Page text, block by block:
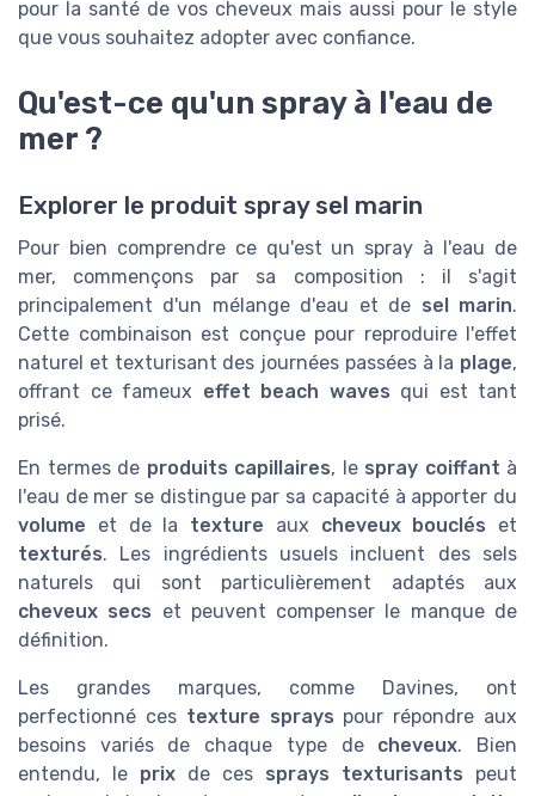
pour la santé de vos cheveux mais aussi pour le style
que vous souhaitez adopter avec confiance.
Qu'est-ce qu'un spray à l'eau de
mer ?
Explorer le produit spray sel marin
Pour bien comprendre ce qu'est un spray à l'eau de
mer, commençons par sa composition : il s'agit
principalement d'un mélange d'eau et de sel marin.
Cette combinaison est conçue pour reproduire l'effet
naturel et texturisant des journées passées à la plage,
offrant ce fameux effet beach waves qui est tant
prisé.
En termes de produits capillaires, le spray coiffant à
l'eau de mer se distingue par sa capacité à apporter du
volume et de la texture aux cheveux bouclés et
texturés. Les ingrédients usuels incluent des sels
naturels qui sont particulièrement adaptés aux
cheveux secs et peuvent compenser le manque de
définition.
Les grandes marques, comme Davines, ont
perfectionné ces texture sprays pour répondre aux
besoins variés de chaque type de cheveux. Bien
entendu, le prix de ces sprays texturisants peut